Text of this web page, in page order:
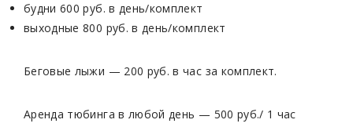
будни 600 руб. в день/комплект
выходные 800 руб. в день/комплект
Беговые лыжи — 200 руб. в час за комплект.
Аренда тюбинга в любой день — 500 руб./ 1 час